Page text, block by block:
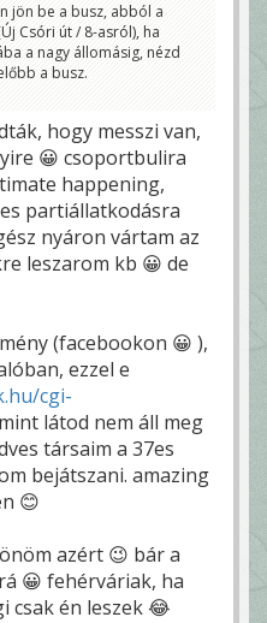
jön be a busz, abból a
Csóri út / 8-asról), ha
a nagy állomásig, nézd
a busz.
hogy messzi van,
😀 csoportbulira
happening,
partiállatkodásra
nyáron vártam az
leszarom kb 😀 de
(facebookon 😀 ),
ezzel e
cgi-
mint látod nem áll meg
társaim a 37es
bejátszani. amazing
😊
azért 😉 bár a
😀 fehérváriak, ha
csak én leszek 😂